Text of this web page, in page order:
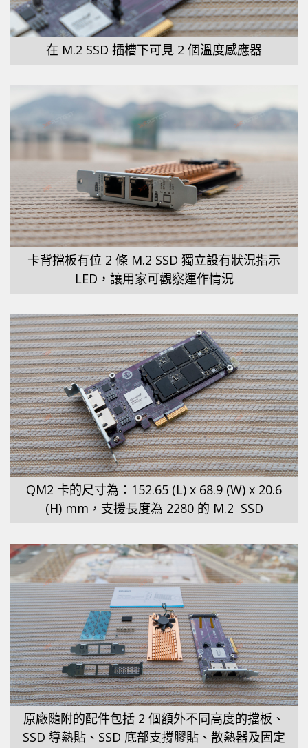
在 M.2 SSD 插槽下可見 2 個溫度感應器
卡背擋板有位 2 條 M.2 SSD 獨立設有狀況指示
LED，讓用家可觀察運作情況
QM2 卡的尺寸為：152.65 (L) x 68.9 (W) x 20.6
(H) mm，支援長度為 2280 的 M.2 SSD
原廠隨附的配件包括 2 個額外不同高度的擋板、
SSD 導熱貼、SSD 底部支撐膠貼、散熱器及固定